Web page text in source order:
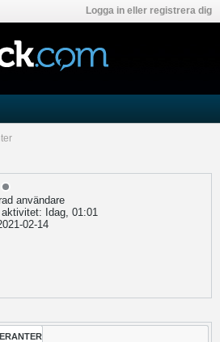
Logga in eller registrera dig
användare
Idag, 01:01
02-14